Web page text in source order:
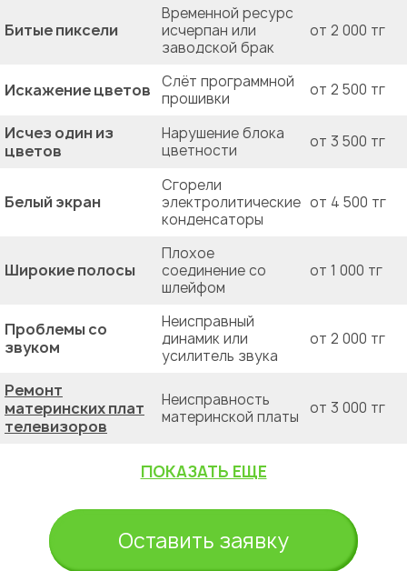
Битые пиксели
Временной ресурс
исчерпан или
заводской брак
от 2 000 тг
Искажение цветов
Слёт программной
прошивки
от 2 500 тг
Исчез один из
цветов
Нарушение блока
цветности
от 3 500 тг
Белый экран
Сгорели
электролитические
конденсаторы
от 4 500 тг
Широкие полосы
Плохое
соединение со
шлейфом
от 1 000 тг
Проблемы со
звуком
Неисправный
динамик или
усилитель звука
от 2 000 тг
Ремонт
материнских плат
телевизоров
Неисправность
материнской платы
от 3 000 тг
ПОКАЗАТЬ ЕЩЕ
Оставить заявку